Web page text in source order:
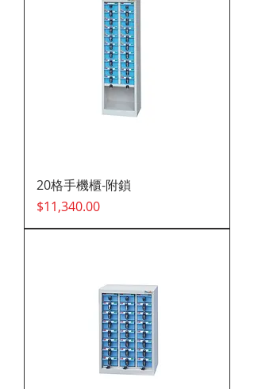
20格手機櫃-附鎖
價格
$11,340.00